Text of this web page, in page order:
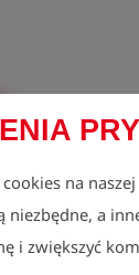
na
niezbędne, a
i zwiększyć